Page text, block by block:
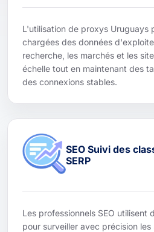
L'utilisation de proxys Uruguays
chargées des données
recherche, les marchés et les
échelle tout en maintenant des
des connexions stables.
SEO Suivi des
SERP
Les professionnels SEO utilisent
pour surveiller avec précision les